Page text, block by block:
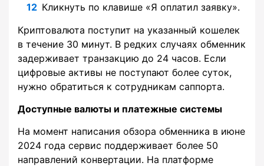
Кликнуть по клавише «Я оплатил заявку».
Криптовалюта поступит на указанный кошелек
в течение 30 минут. В редких случаях обменник
задерживает транзакцию до 24 часов. Если
цифровые активы не поступают более суток,
нужно обратиться к сотрудникам саппорта.
Доступные валюты и платежные системы
На момент написания обзора обменника в июне
2024 года сервис поддерживает более 50
направлений конвертации. На платформе